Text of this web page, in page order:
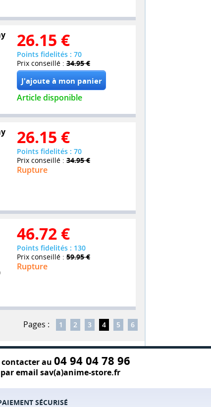
26.15 €
Points fidelités : 70
Prix conseillé : 34.95 €
Article disponible
26.15 €
Points fidelités : 70
Prix conseillé : 34.95 €
Rupture
46.72 €
Points fidelités : 130
Prix conseillé : 59.95 €
Rupture
Pages : 1 2 3 4 5 6
contacter au 04 94 04 78 96
email sav(a)anime-store.fr
SÉCURISÉ